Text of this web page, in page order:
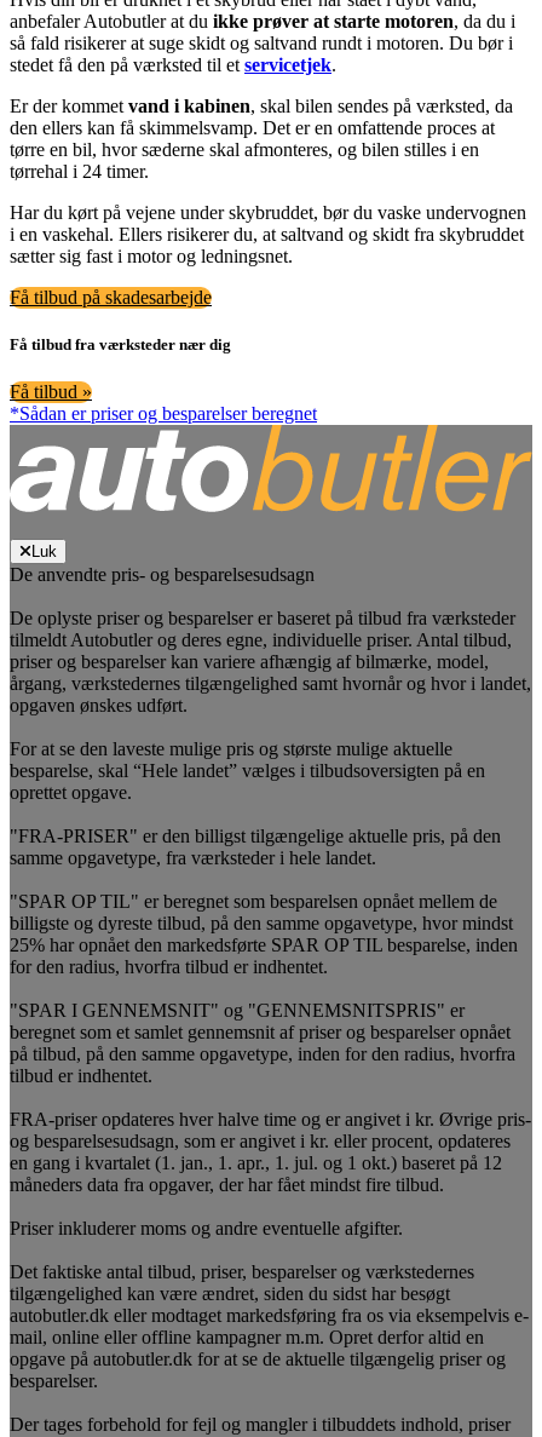
anbefaler Autobutler at du ikke prøver at starte motoren, da du i
så fald risikerer at suge skidt og saltvand rundt i motoren. Du bør i
stedet få den på værksted til et servicetjek.
Er der kommet vand i kabinen, skal bilen sendes på værksted, da
den ellers kan få skimmelsvamp. Det er en omfattende proces at
tørre en bil, hvor sæderne skal afmonteres, og bilen stilles i en
tørrehal i 24 timer.
Har du kørt på vejene under skybruddet, bør du vaske undervognen
i en vaskehal. Ellers risikerer du, at saltvand og skidt fra skybruddet
sætter sig fast i motor og ledningsnet.
Få tilbud på skadesarbejde
Få tilbud fra værksteder nær dig
Få tilbud »
*Sådan er priser og besparelser beregnet
Luk
De anvendte pris- og besparelsesudsagn
De oplyste priser og besparelser er baseret på tilbud fra værksteder
tilmeldt Autobutler og deres egne, individuelle priser. Antal tilbud,
priser og besparelser kan variere afhængig af bilmærke, model,
årgang, værkstedernes tilgængelighed samt hvornår og hvor i landet,
opgaven ønskes udført.
For at se den laveste mulige pris og største mulige aktuelle
besparelse, skal “Hele landet” vælges i tilbudsoversigten på en
oprettet opgave.
"FRA-PRISER" er den billigst tilgængelige aktuelle pris, på den
samme opgavetype, fra værksteder i hele landet.
"SPAR OP TIL" er beregnet som besparelsen opnået mellem de
billigste og dyreste tilbud, på den samme opgavetype, hvor mindst
25% har opnået den markedsførte SPAR OP TIL besparelse, inden
for den radius, hvorfra tilbud er indhentet.
"SPAR I GENNEMSNIT" og "GENNEMSNITSPRIS" er
beregnet som et samlet gennemsnit af priser og besparelser opnået
på tilbud, på den samme opgavetype, inden for den radius, hvorfra
tilbud er indhentet.
FRA-priser opdateres hver halve time og er angivet i kr. Øvrige pris-
og besparelsesudsagn, som er angivet i kr. eller procent, opdateres
en gang i kvartalet (1. jan., 1. apr., 1. jul. og 1 okt.) baseret på 12
måneders data fra opgaver, der har fået mindst fire tilbud.
Priser inkluderer moms og andre eventuelle afgifter.
Det faktiske antal tilbud, priser, besparelser og værkstedernes
tilgængelighed kan være ændret, siden du sidst har besøgt
autobutler.dk eller modtaget markedsføring fra os via eksempelvis e-
mail, online eller offline kampagner m.m. Opret derfor altid en
opgave på autobutler.dk for at se de aktuelle tilgængelig priser og
besparelser.
Der tages forbehold for fejl og mangler i tilbuddets indhold, priser